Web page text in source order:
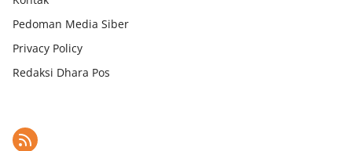
Pedoman Media Siber
Privacy Policy
Redaksi Dhara Pos